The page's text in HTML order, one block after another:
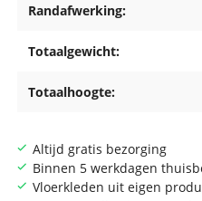
Altijd gratis bezorging
Binnen 5 werkdagen
Vloerkleden uit eigen
Randafwerking:
Totaalgewicht:
Totaalhoogte: